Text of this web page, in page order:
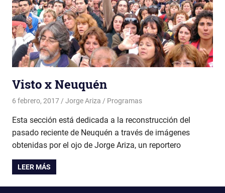
Visto x Neuquén
6 febrero, 2017 Jorge Ariza Programas
Esta sección está dedicada a la reconstrucción del
pasado reciente de Neuquén a través de imágenes
obtenidas por el ojo de Jorge Ariza, un reportero
LEER MÁS